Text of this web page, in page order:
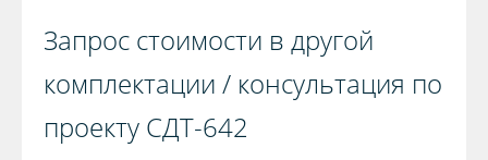
Запрос стоимости в другой
комплектации / консультация по
проекту СДТ-642